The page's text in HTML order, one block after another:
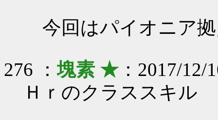
今回はパイオニア
276 ：塊素 ★：2017/12/
Ｈｒのクラススキル